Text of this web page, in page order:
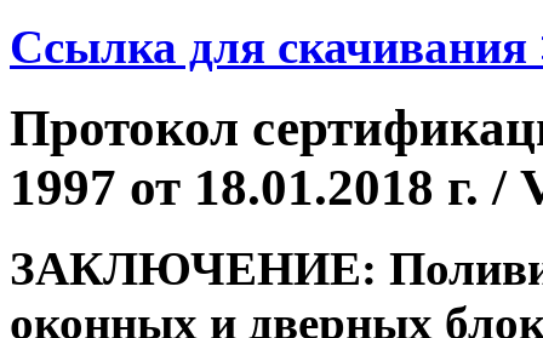
Ссылка для скачивания
Протокол
1997 от 18.01.2018 г.
ЗАКЛЮЧЕНИЕ:
оконных и дверных